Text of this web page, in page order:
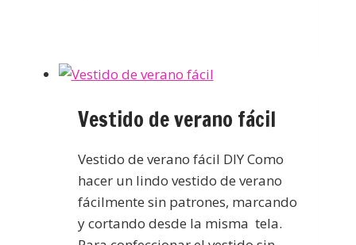
Vestido de verano fácil
Vestido de verano fácil DIY Como
hacer un lindo vestido de verano
fácilmente sin patrones, marcando
y cortando desde la misma tela.